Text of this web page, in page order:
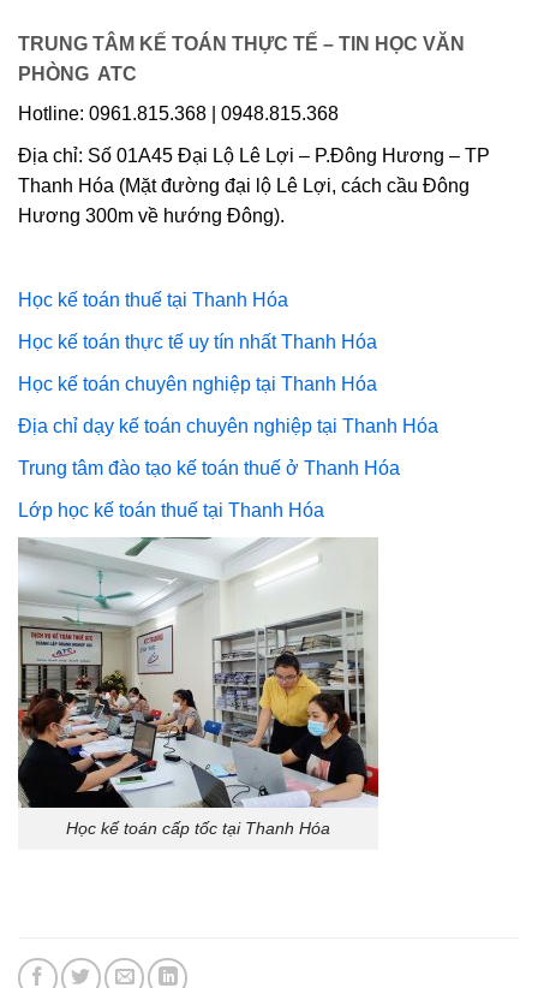
TRUNG TÂM KẾ TOÁN THỰC TẾ – TIN HỌC VĂN
PHÒNG ATC
Hotline: 0961.815.368 | 0948.815.368
Địa chỉ: Số 01A45 Đại Lộ Lê Lợi – P.Đông Hương – TP
Thanh Hóa (Mặt đường đại lộ Lê Lợi, cách cầu Đông
Hương 300m về hướng Đông).
Học kế toán thuế tại Thanh Hóa
Học kế toán thực tế uy tín nhất Thanh Hóa
Học kế toán chuyên nghiệp tại Thanh Hóa
Địa chỉ dạy kế toán chuyên nghiệp tại Thanh Hóa
Trung tâm đào tạo kế toán thuế ở Thanh Hóa
Lớp học kế toán thuế tại Thanh Hóa
Học kế toán cấp tốc tại Thanh Hóa